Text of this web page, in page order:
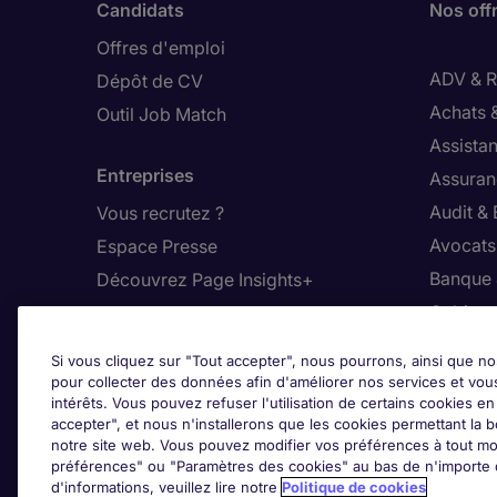
Candidats
Offres d'emploi
Dépôt de CV
Outil Job Match
Entreprises
Vous recrutez ?
Espace Presse
Découvrez Page Insights+
Nos bureaux en France
Nous contacter
Nous rejoindre
Nos
ADV &
Achats
Audit &
Si vous cliquez sur "Tout accepter", nous pourrons, ainsi que
pour collecter des données afin d'améliorer nos services et
intérêts. Vous pouvez refuser l'utilisation de certains cookies
accepter", et nous n'installerons que les cookies permettant la
notre site web. Vous pouvez modifier vos préférences à tout
préférences" ou "Paramètres des cookies" au bas de
d'informations, veuillez lire notre Politique de cookies